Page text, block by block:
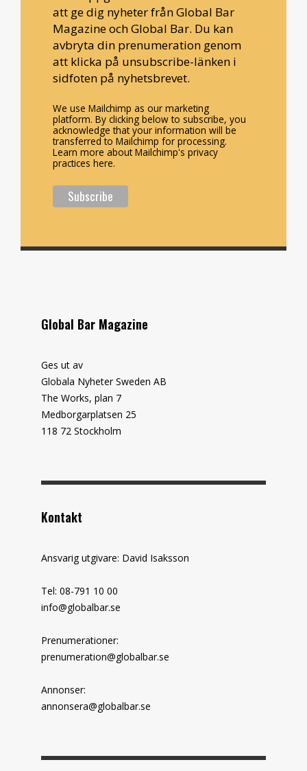
att ge dig nyheter från Global Bar
Magazine och Global Bar. Du kan
avbryta din prenumeration genom
att klicka på unsubscribe-länken i
sidfoten på nyhetsbrevet.
We use Mailchimp as our marketing
platform. By clicking below to subscribe, you
acknowledge that your information will be
transferred to Mailchimp for processing.
Learn more about Mailchimp's privacy
practices here.
Global Bar Magazine
Ges ut av
Globala Nyheter Sweden AB
The Works, plan 7
Medborgarplatsen 25
118 72 Stockholm
Kontakt
Ansvarig utgivare: David Isaksson
Tel: 08-791 10 00
info@globalbar.se
Prenumerationer:
prenumeration@globalbar.se
Annonser:
annonsera@globalbar.se